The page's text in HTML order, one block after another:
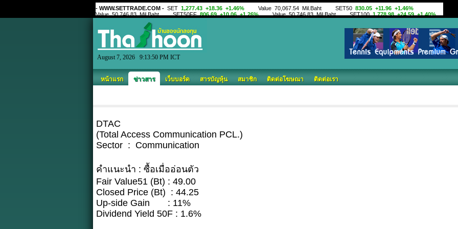
August 7, 2026 9:13:50 PM ICT
หน้าแรก ข่าวสาร เว็บบอร์ด สารบัญหุ้น สมาชิก ติดต่อโฆษณา ติดต่อเรา
DTAC
(Total Access Communication PCL.)
Sector : Communication
คำแนะนำ : ซื้อเมื่ออ่อนตัว
Fair Value51 (Bt) : 49.00
Closed Price (Bt) : 44.25
Up-side Gain : 11%
Dividend Yield 50F : 1.6%